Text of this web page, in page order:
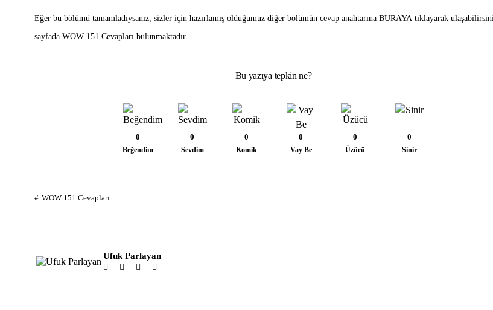
Eğer bu bölümü tamamladıysanız, sizler için hazırlamış olduğumuz diğer bölümün cevap anahtarına BURAYA tıklayarak
sayfada WOW 151 Cevapları bulunmaktadır.
Bu yazıya tepkin ne?
0
Beğendim
0
Sevdim
0
Komik
0
Vay Be
0
Üzücü
0
Sinir
WOW 151 Cevapları
Ufuk Parlayan